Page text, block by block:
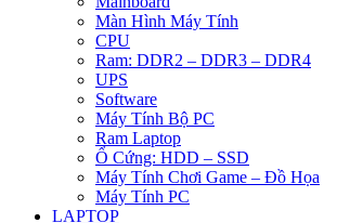
Màn Hình Máy Tính
CPU
Ram: DDR2 – DDR3 – DDR4
UPS
Software
Máy Tính Bộ PC
Ram Laptop
Ổ Cứng: HDD – SSD
Máy Tính Chơi Game – Đồ Họa
Máy Tính PC
LAPTOP